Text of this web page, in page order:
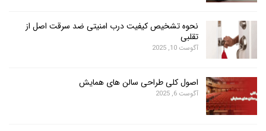
نحوه تشخیص کیفیت درب امنیتی ضد سرقت اصل از
تقلبی
آگوست 10, 2025
اصول کلی طراحی سالن های همایش
آگوست 6, 2025